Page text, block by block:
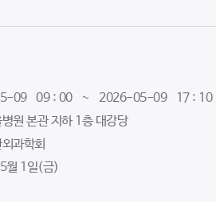
09 09 : 00 ~ 2026-05-09 17 : 10
원 본관 지하 1층 대강당
과학회
월 1일(금)